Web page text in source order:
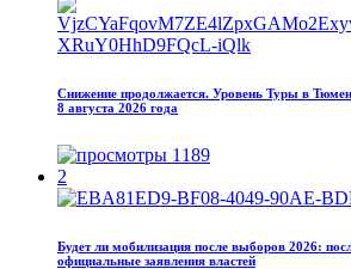
Снижение продолжается. Уровень Туры в
8 августа 2026 года
1189
2
Будет ли мобилизация после выборов 2026:
официальные заявления властей